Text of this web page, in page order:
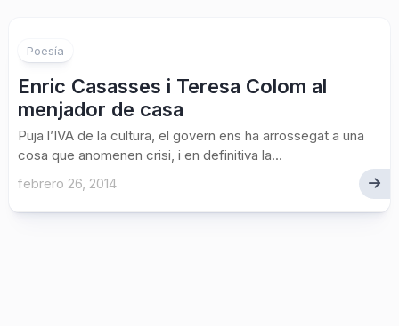
Poesía
Enric Casasses i Teresa Colom al
menjador de casa
Puja l’IVA de la cultura, el govern ens ha arrossegat a una
cosa que anomenen crisi, i en definitiva la...
febrero 26, 2014